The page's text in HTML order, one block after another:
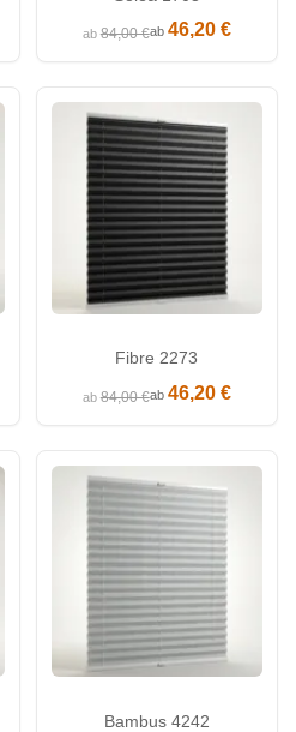
ab84,00 €ab 46,20 €
Fibre 2273
ab84,00 €ab 46,20 €
Bambus 4242